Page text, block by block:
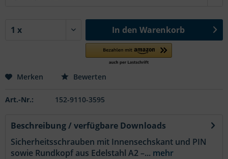
In den Warenkorb
Merken Bewerten
Art.-Nr.: 152-9110-3595
Beschreibung / verfügbare Downloads
Sicherheitsschrauben mit Innensechskant und PIN
sowie Rundkopf aus Edelstahl A2 –... mehr